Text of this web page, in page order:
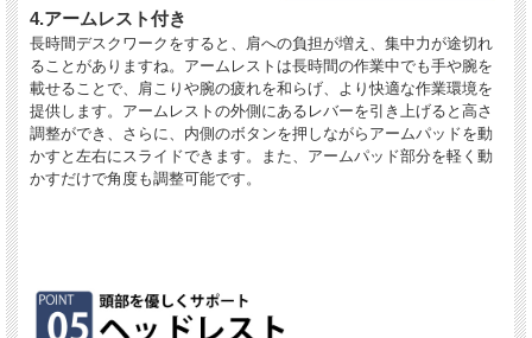
4.アームレスト付き
長時間デスクワークをすると、肩への負担が増え、集中力が途切れ
ることがありますね。アームレストは長時間の作業中でも手や腕を
載せることで、肩こりや腕の疲れを和らげ、より快適な作業環境を
提供します。アームレストの外側にあるレバーを引き上げると高さ
調整ができ、さらに、内側のボタンを押しながらアームパッドを動
かすと左右にスライドできます。また、アームパッド部分を軽く動
かすだけで角度も調整可能です。